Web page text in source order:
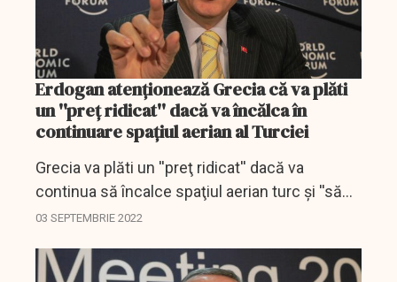
Erdogan atenţionează Grecia că va plăti
un ''preţ ridicat'' dacă va încălca în
continuare spaţiul aerian al Turciei
Grecia va plăti un ''preţ ridicat'' dacă va
continua să încalce spaţiul aerian turc şi ''să
hărţuiască'' avioanele turce în Marea Egee, a
03 SEPTEMBRIE 2022